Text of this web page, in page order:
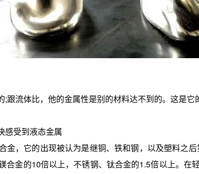
流体比，他的金属性是别的材料达不到的。这是它
受到液态金属
，它的出现被认为是继铜、铁和钢，以及塑料之
合金的10倍以上，不锈钢、钛合金的1.5倍以上。在